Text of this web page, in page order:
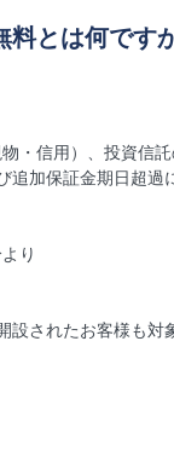
料とは何です
・信用）、投資信
加保証金期日超過
り
設されたお客様も対